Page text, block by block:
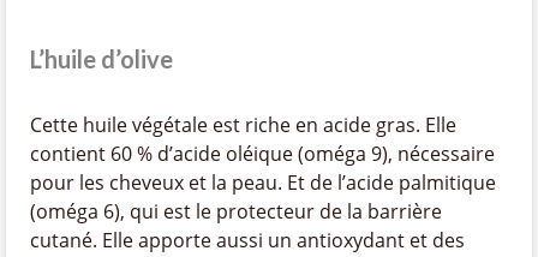
L’huile d’olive
Cette huile végétale est riche en acide gras. Elle
contient 60 % d’acide oléique (oméga 9), nécessaire
pour les cheveux et la peau. Et de l’acide palmitique
(oméga 6), qui est le protecteur de la barrière
cutané. Elle apporte aussi un antioxydant et des